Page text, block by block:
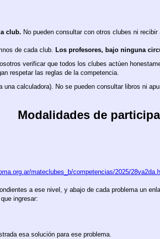
club. No pueden consultar con otros clubes ni
de cada club. Los profesores, bajo ninguna
verificar que todos los clubes actúen
respetar las reglas de la competencia.
calculadora). No se pueden consultar libros ni
Modalidades de
mateclubes_b/competencias/2025/
a ese nivel, y abajo de cada problema un
ingresar:
esa solución para ese problema.